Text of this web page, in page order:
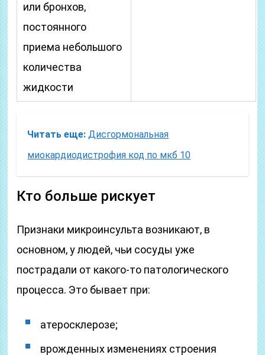
или бронхов,
постоянного
приема небольшого
количества
жидкости
Читать еще: Дисгормональная
миокардиодистрофия код по мкб 10
Кто больше рискует
Признаки микроинсульта возникают, в
основном, у людей, чьи сосуды уже
пострадали от какого-то патологического
процесса. Это бывает при:
атеросклерозе;
врожденных изменениях строения